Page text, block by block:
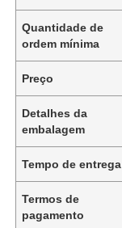
Quantidade de
ordem mínima
Preço
Detalhes da
embalagem
Tempo de entrega
Termos de
pagamento